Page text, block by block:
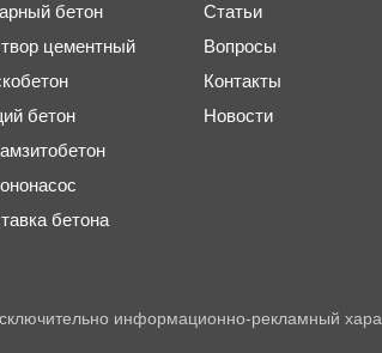
бетон
цементный
бетон
бетона
Статьи
Вопросы
Контакты
Новости
информационно-рекламный